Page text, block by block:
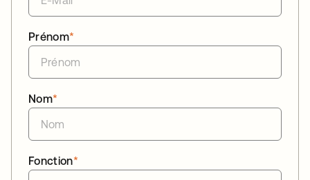
*
Prénom
*
Nom
*
Fonction